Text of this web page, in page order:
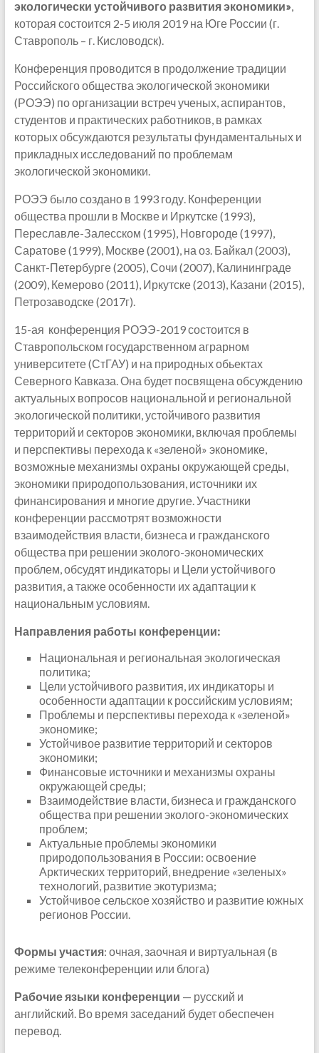
экологически устойчивого развития экономики»,
которая состоится 2-5 июля 2019 на Юге России (г.
Ставрополь – г. Кисловодск).
Конференция проводится в продолжение традиции
Российского общества экологической экономики
(РОЭЭ) по организации встреч ученых, аспирантов,
студентов и практических работников, в рамках
которых обсуждаются результаты фундаментальных и
прикладных исследований по проблемам
экологической экономики.
РОЭЭ было создано в 1993 году. Конференции
общества прошли в Москве и Иркутске (1993),
Переславле-Залесском (1995), Новгороде (1997),
Саратове (1999), Москве (2001), на оз. Байкал (2003),
Санкт-Петербурге (2005), Сочи (2007), Калининграде
(2009), Кемерово (2011), Иркутске (2013), Казани (2015),
Петрозаводске (2017г).
15-ая конференция РОЭЭ-2019 состоится в
Ставропольском государственном аграрном
университете (СтГАУ) и на природных обьектах
Северного Кавказа. Она будет посвящена обсуждению
актуальных вопросов национальной и региональной
экологической политики, устойчивого развития
территорий и секторов экономики, включая проблемы
и перспективы перехода к «зеленой» экономике,
возможные механизмы охраны окружающей среды,
экономики природопользования, источники их
финансирования и многие другие. Участники
конференции рассмотрят возможности
взаимодействия власти, бизнеса и гражданского
общества при решении эколого-экономических
проблем, обсудят индикаторы и Цели устойчивого
развития, а также особенности их адаптации к
национальным условиям.
Направления работы конференции:
Национальная и региональная экологическая
политика;
Цели устойчивого развития, их индикаторы и
особенности адаптации к российским условиям;
Проблемы и перспективы перехода к «зеленой»
экономике;
Устойчивое развитие территорий и секторов
экономики;
Финансовые источники и механизмы охраны
окружающей среды;
Взаимодействие власти, бизнеса и гражданского
общества при решении эколого-экономических
проблем;
Актуальные проблемы экономики
природопользования в России: освоение
Арктических территорий, внедрение «зеленых»
технологий, развитие экотуризма;
Устойчивое сельское хозяйство и развитие южных
регионов России.
Формы участия: очная, заочная и виртуальная (в
режиме телеконференции или блога)
Рабочие языки конференции — русский и
английский. Во время заседаний будет обеспечен
перевод.